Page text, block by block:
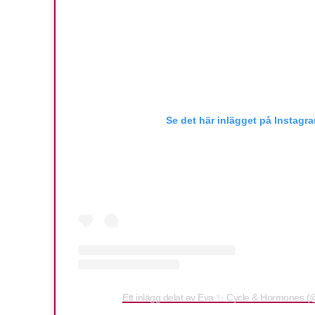
Se det här inlägget på
Ett inlägg delat av Eva ✨ Cycle & Hormones